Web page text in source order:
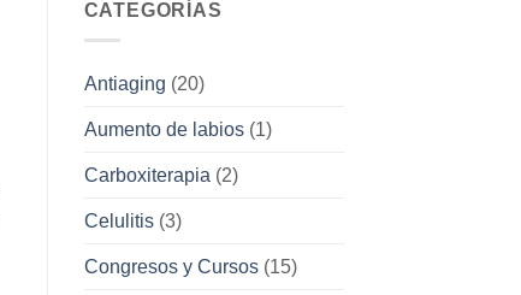
CATEGORÍAS
Antiaging (20)
Aumento de labios(1)
Carboxiterapia (2)
Celulitis(3)
Congresos y Cursos(15)